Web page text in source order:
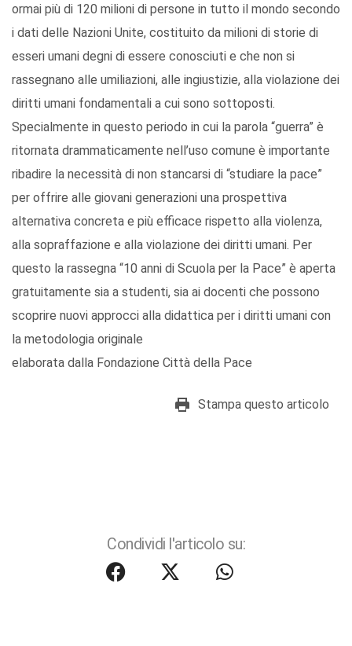
ormai più di 120 milioni di persone in tutto il mondo secondo
i dati delle Nazioni Unite, costituito da milioni di storie di
esseri umani degni di essere conosciuti e che non si
rassegnano alle umiliazioni, alle ingiustizie, alla violazione dei
diritti umani fondamentali a cui sono sottoposti.
Specialmente in questo periodo in cui la parola “guerra” è
ritornata drammaticamente nell’uso comune è importante
ribadire la necessità di non stancarsi di “studiare la pace”
per offrire alle giovani generazioni una prospettiva
alternativa concreta e più efficace rispetto alla violenza,
alla sopraffazione e alla violazione dei diritti umani. Per
questo la rassegna “10 anni di Scuola per la Pace” è aperta
gratuitamente sia a studenti, sia ai docenti che possono
scoprire nuovi approcci alla didattica per i diritti umani con
la metodologia originale
elaborata dalla Fondazione Città della Pace
Stampa questo articolo
Condividi l'articolo su: